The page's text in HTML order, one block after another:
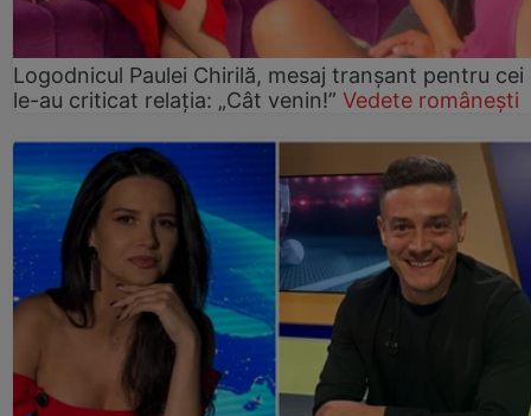
Logodnicul Paulei Chirilă, mesaj tranșant pentru cei
le-au criticat relația: „Cât venin!” Vedete românești